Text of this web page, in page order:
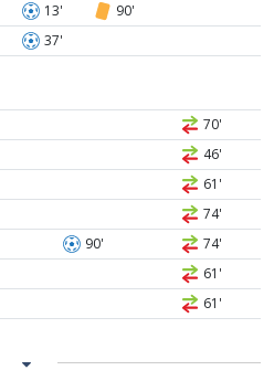
13' 90'
37'
70'
46'
61'
74'
90' 74'
61'
61'